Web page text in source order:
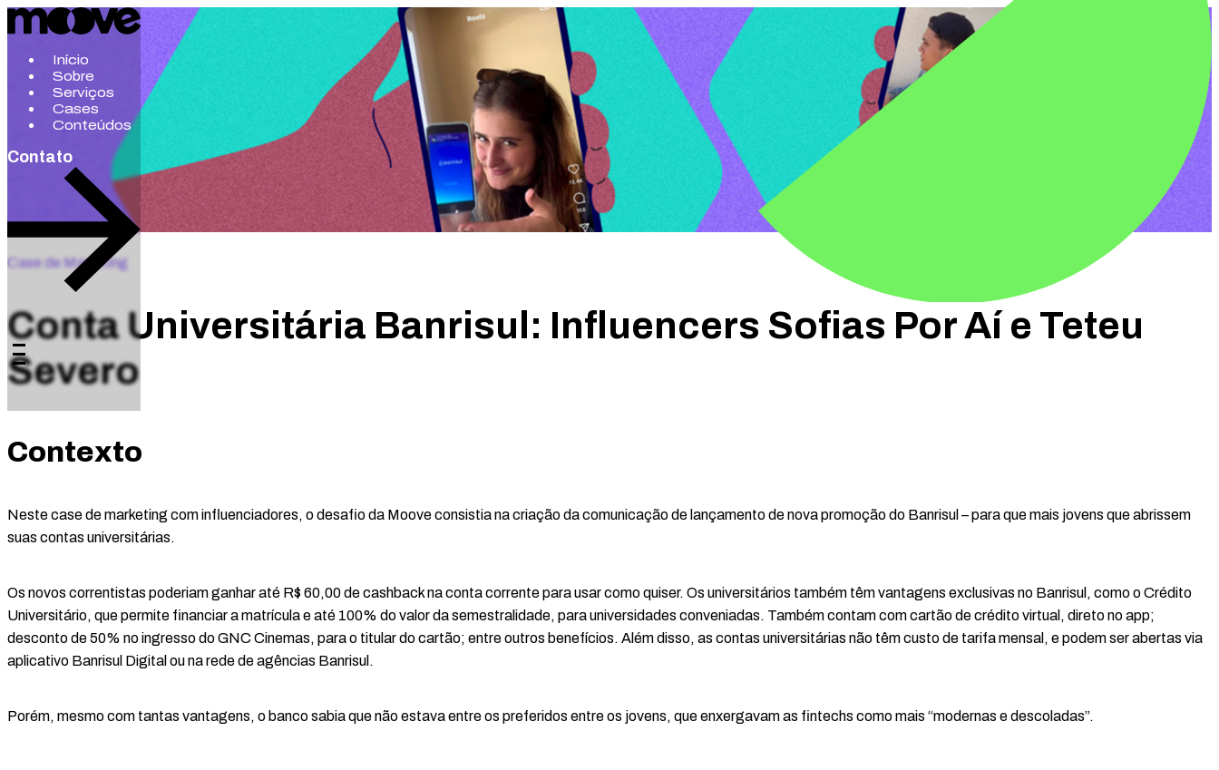
Início
Sobre
Serviços
Cases
Conteúdos
Contato
Case de Marketing
Conta Universitária Banrisul: Influencers Sofias Por Aí e Teteu
Severo
Contexto
Neste case de marketing com influenciadores, o desafio da Moove consistia na criação da comunicação de lançamento de nova promoção do Banrisul – para que mais jovens que abrissem
suas contas universitárias.
Os novos correntistas poderiam ganhar até R$ 60,00 de cashback na conta corrente para usar como quiser. Os universitários também têm vantagens exclusivas no Banrisul, como o Crédito
Universitário, que permite financiar a matrícula e até 100% do valor da semestralidade, para universidades conveniadas. Também contam com cartão de crédito virtual, direto no app;
desconto de 50% no ingresso do GNC Cinemas, para o titular do cartão; entre outros benefícios. Além disso, as contas universitárias não têm custo de tarifa mensal, e podem ser abertas via
aplicativo Banrisul Digital ou na rede de agências Banrisul.
Porém, mesmo com tantas vantagens, o banco sabia que não estava entre os preferidos entre os jovens, que enxergavam as fintechs como mais “modernas e descoladas”.